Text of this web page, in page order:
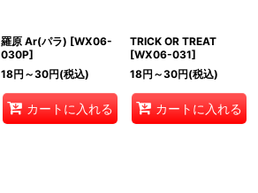
羅原 Ar(パラ) [WX06-
030P]
18円 ～30円(税込)
カートに入れる
TRICK OR TREAT
[WX06-031]
18円 ～30円(税込)
カートに入れる